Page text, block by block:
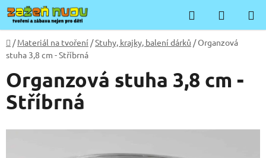
Přejít
na
obsah
Hledat
KOŠÍK
Domů
/ Materiál na tvoření /Stuhy, krajky, balení dárků /Organzová
stuha 3,8 cm - Stříbrná
Organzová stuha 3,8 cm -
Stříbrná